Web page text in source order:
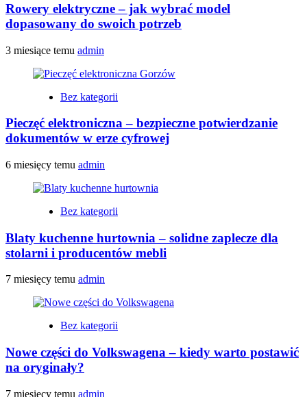
Rowery elektryczne – jak wybrać model
dopasowany do swoich potrzeb
3 miesiące temu admin
Bez kategorii
Pieczęć elektroniczna – bezpieczne potwierdzanie
dokumentów w erze cyfrowej
6 miesięcy temu admin
Bez kategorii
Blaty kuchenne hurtownia – solidne zaplecze dla
stolarni i producentów mebli
7 miesięcy temu admin
Bez kategorii
Nowe części do Volkswagena – kiedy warto postawić
na oryginały?
7 miesięcy temu admin